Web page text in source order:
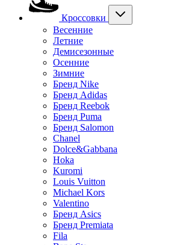
Кроссовки
Весенние
Летние
Демисезонные
Осенние
Зимние
Бренд Nike
Бренд Adidas
Бренд Reebok
Бренд Puma
Бренд Salomon
Chanel
Dolce&Gabbana
Hoka
Kuromi
Louis Vuitton
Michael Kors
Valentino
Бренд Asics
Бренд Premiata
Fila